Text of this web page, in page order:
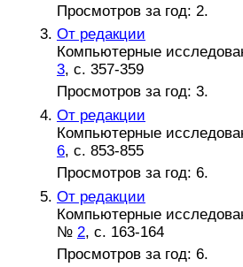
Просмотров за год: 2.
От редакции
Компьютерные
3, с. 357-359
Просмотров за год: 3.
От редакции
Компьютерные
6, с. 853-855
Просмотров за год: 6.
От редакции
Компьютерные
№ 2, с. 163-164
Просмотров за год: 6.